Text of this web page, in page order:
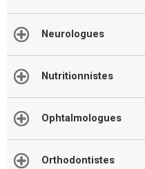
Neurologues
Nutritionnistes
Ophtalmologues
Orthodontistes